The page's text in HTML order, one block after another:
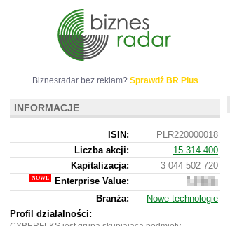
Biznesradar bez reklam? Sprawdź BR Plus
INFORMACJE
ISIN:
PLR220000018
Liczba akcji:
15 314 400
Kapitalizacja:
3 044 502 720
Enterprise Value:
601
088
Branża:
Nowe technologie
Profil działalności: